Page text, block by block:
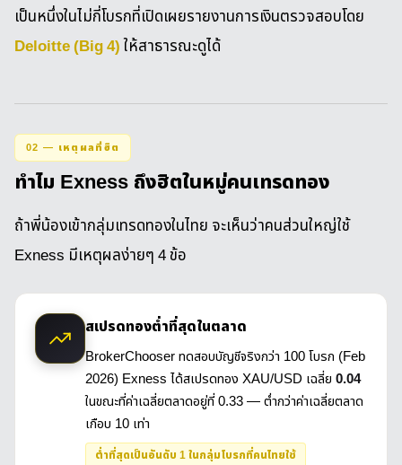
เป็นหนึ่งในไม่กี่โบรกที่เปิดเผยรายงานการเงินตรวจสอบโดย
Deloitte (Big 4)ให้สาธารณะดูได้
02 — เหตุผลที่ฮิต
ทำไม Exness ถึงฮิตในหมู่คนเทรดทอง
ถ้าพี่น้องเข้ากลุ่มเทรดทองในไทย จะเห็นว่าคนส่วนใหญ่ใช้
Exness มีเหตุผลง่ายๆ 4 ข้อ
สเปรดทองต่ำที่สุดในตลาด
BrokerChooser ทดสอบบัญชีจริงกว่า 100 โบรก (Feb
2026) Exness ได้สเปรดทอง XAU/USD เฉลี่ย 0.04
ในขณะที่ค่าเฉลี่ยตลาดอยู่ที่ 0.33 — ต่ำกว่าค่าเฉลี่ยตลาด
เกือบ 10 เท่า
ต่ำที่สุดเป็นอันดับ 1 ในกลุ่มโบรกที่คนไทยใช้